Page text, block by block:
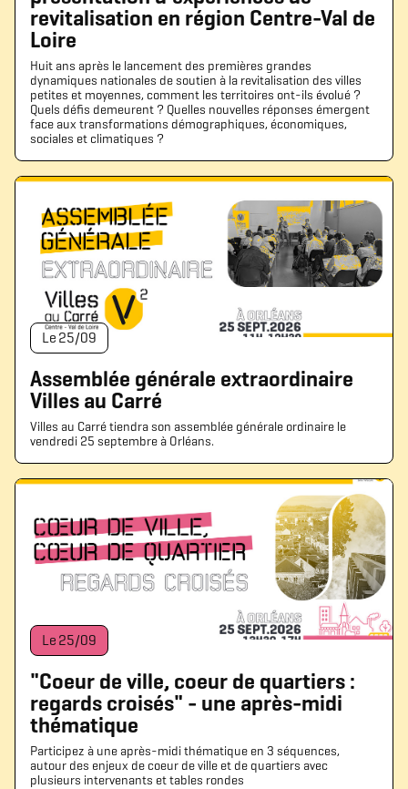
revitalisation en région Centre-Val de
Loire
Huit ans après le lancement des premières grandes
dynamiques nationales de soutien à la revitalisation des villes
petites et moyennes, comment les territoires ont-ils évolué ?
Quels défis demeurent ? Quelles nouvelles réponses émergent
face aux transformations démographiques, économiques,
sociales et climatiques ?
Le 25/09
Assemblée générale extraordinaire
Villes au Carré
Villes au Carré tiendra son assemblée générale ordinaire le
vendredi 25 septembre à Orléans.
Le 25/09
"Coeur de ville, coeur de quartiers :
regards croisés" - une après-midi
thématique
Participez à une après-midi thématique en 3 séquences,
autour des enjeux de coeur de ville et de quartiers avec
plusieurs intervenants et tables rondes